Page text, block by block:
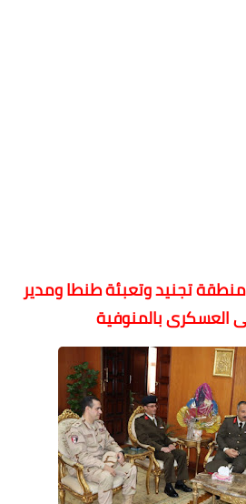
تجنيد وتعبئة طنطا ومدير
العسكرى بالمنوفية